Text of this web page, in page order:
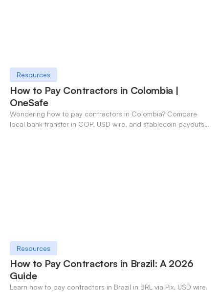
Resources
How to Pay Contractors in Colombia |
OneSafe
Wondering how to pay contractors in Colombia? Compare
local bank transfer in COP, USD wire, and stablecoin payouts.
Resources
How to Pay Contractors in Brazil: A 2026
Guide
Learn how to pay contractors in Brazil in BRL via Pix, USD wire,